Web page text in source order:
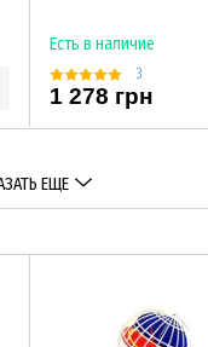
Есть в наличие
3
1 278 грн
ЕЩЕ